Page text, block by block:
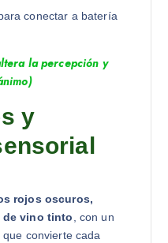
conectar a batería
la percepción y
y
rojos oscuros,
vino tinto, con un
convierte cada